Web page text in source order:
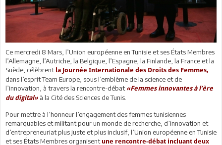
Ce mercredi 8 Mars, l’Union européenne en Tunisie et ses États Membres
l’Allemagne, l’Autriche, la Belgique, l’Espagne, la Finlande, la France et la
Suède, célèbrent la Journée Internationale des Droits des Femmes,
dans l’esprit Team Europe, sous l’emblème de la science et de
l’innovation, à travers la rencontre-débat «Femmes innovantes à l’ère
du digital» à la Cité des Sciences de Tunis.
Pour mettre à l’honneur l’engagement des femmes tunisiennes
remarquables et militant pour un monde de recherche, d’innovation et
d’entrepreneuriat plus juste et plus inclusif, l’Union européenne en Tunisie
et ses États Membres organisent une rencontre-débat incluant deux